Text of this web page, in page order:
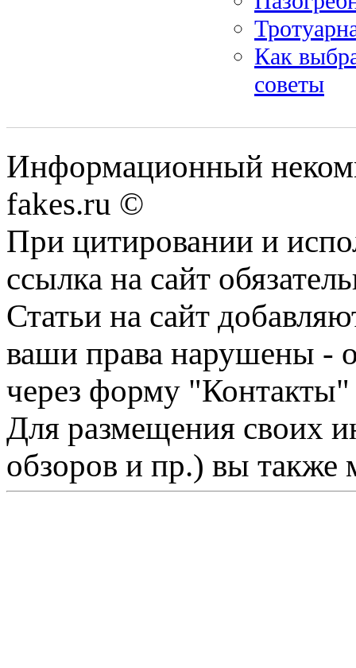
Как
советы
Информационный
fakes.ru ©
При цитировании и
ссылка на сайт
Статьи на сайт
ваши права нарушены -
через форму "Контакты"
Для размещения своих
обзоров и пр.) вы также